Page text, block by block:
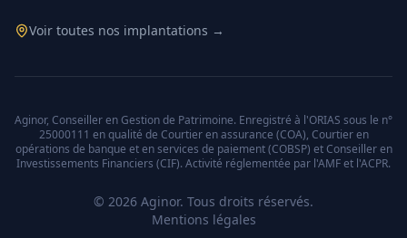
Voir toutes nos implantations →
Aginor, Conseiller en Gestion de Patrimoine. Enregistré à l'ORIAS sous le n°
25000111 en qualité de Courtier en assurance (COA), Courtier en
opérations de banque et en services de paiement (COBSP) et Conseiller en
Investissements Financiers (CIF). Activité réglementée par l'AMF et l'ACPR.
© 2026 Aginor. Tous droits réservés.
Mentions légales